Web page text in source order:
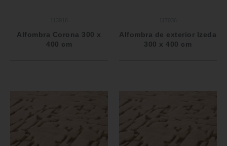
Alfombra Corona 300 x
400 cm
Alfombra de exterior Izeda
300 x 400 cm